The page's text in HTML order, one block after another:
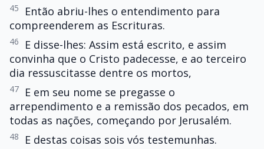
45
Então abriu-lhes o entendimento para
compreenderem as Escrituras.
46
E disse-lhes: Assim está escrito, e assim
convinha que o Cristo padecesse, e ao terceiro
dia ressuscitasse dentre os mortos,
47
E em seu nome se pregasse o
arrependimento e a remissão dos pecados, em
todas as nações, começando por Jerusalém.
48 E destas coisas sois vós testemunhas.